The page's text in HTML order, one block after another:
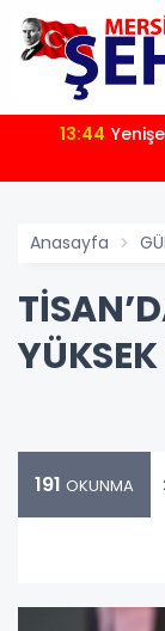
13:44
Anasayfa
191 OKUNMA